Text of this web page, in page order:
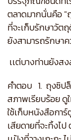
ตลาดมากนั่นคือ "
ที่จะเก็บรักษาวัต
ยังสามารถรักษา
เเต่บางท่านยังส
คำตอบ 1. ถุงซิป
สภาพเรียบร้อย ดู
ใช้เก็บหนังสือการ์
เสียดายที่จะทิ้งไ